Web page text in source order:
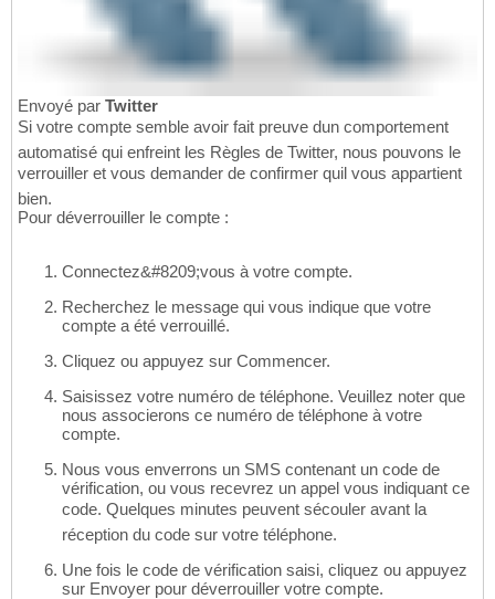
Envoyé par Twitter
Si votre compte semble avoir fait preuve dun comportement
automatisé qui enfreint les Règles de Twitter, nous pouvons le
verrouiller et vous demander de confirmer quil vous appartient
bien.
Pour déverrouiller le compte :
Connectez&#8209;vous à votre compte.
Recherchez le message qui vous indique que votre
compte a été verrouillé.
Cliquez ou appuyez sur Commencer.
Saisissez votre numéro de téléphone. Veuillez noter que
nous associerons ce numéro de téléphone à votre
compte.
Nous vous enverrons un SMS contenant un code de
vérification, ou vous recevrez un appel vous indiquant ce
code. Quelques minutes peuvent sécouler avant la
réception du code sur votre téléphone.
Une fois le code de vérification saisi, cliquez ou appuyez
sur Envoyer pour déverrouiller votre compte.